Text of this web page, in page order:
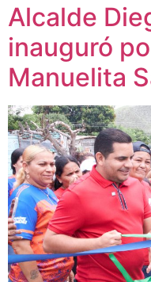
Alcalde
inauguró
Manuelita